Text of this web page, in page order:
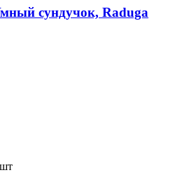
сундучок, Raduga
шт